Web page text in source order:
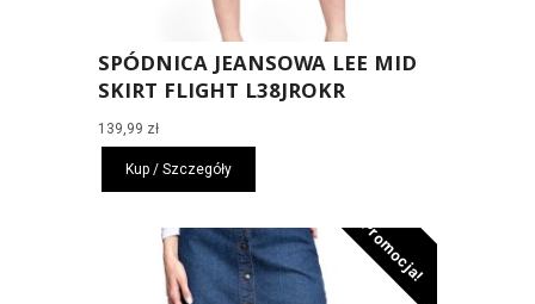
SPÓDNICA JEANSOWA LEE MID
SKIRT FLIGHT L38JROKR
139,99 zł
Kup / Szczegóły
Promocja!